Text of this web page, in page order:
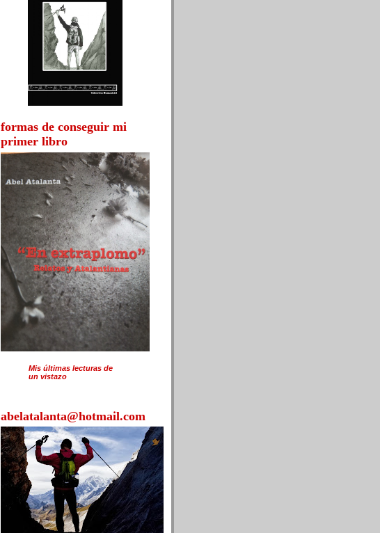
formas de conseguir mi
primer libro
Mis últimas lecturas de
un vistazo
abelatalanta@hotmail.com